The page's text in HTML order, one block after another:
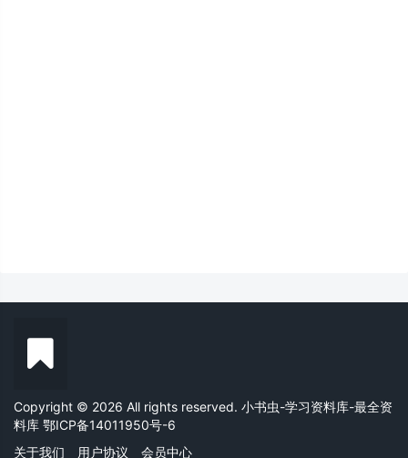
Copyright © 2026 All rights reserved. 小书虫-学习资料库-最全资
料库 鄂ICP备14011950号-6
关于我们
用户协议 会员中心